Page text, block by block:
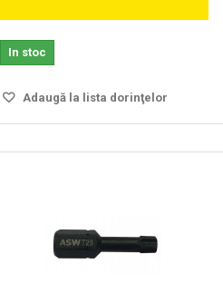
In stoc
Adaugă la lista dorinţelor